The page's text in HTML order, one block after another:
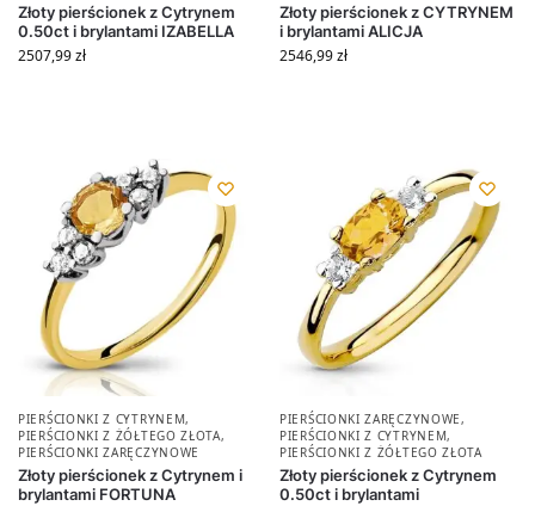
Złoty pierścionek z Cytrynem
0.50ct i brylantami IZABELLA
2507,99zł
Złoty pierścionek z CYTRYNEM
i brylantami ALICJA
2546,99zł
PIERŚCIONKI Z CYTRYNEM,
PIERŚCIONKI Z ŻÓŁTEGO ZŁOTA,
PIERŚCIONKI ZARĘCZYNOWE
Złoty pierścionek z Cytrynem i
brylantami FORTUNA
PIERŚCIONKI ZARĘCZYNOWE,
PIERŚCIONKI Z CYTRYNEM,
PIERŚCIONKI Z ŻÓŁTEGO ZŁOTA
Złoty pierścionek z Cytrynem
0.50ct i brylantami